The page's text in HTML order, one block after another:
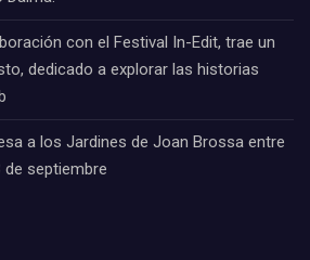
con el Festival In-Edit, trae un
dedicado a explorar las historias
a los Jardines de Joan Brossa entre
septiembre